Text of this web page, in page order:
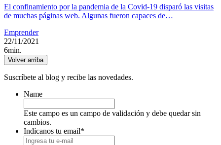
El confinamiento por la pandemia de la Covid-19 disparó las visitas
de muchas páginas web. Algunas fueron capaces de…
Emprender
22/11/2021
6min.
Volver arriba
Suscríbete al blog y recibe las novedades.
Name
Este campo es un campo de validación y debe quedar sin
cambios.
Indícanos tu email*